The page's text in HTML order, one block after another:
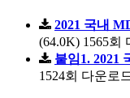
2021 국내
(64.0K) 1565회
붙임1. 2021
1524회 다운로